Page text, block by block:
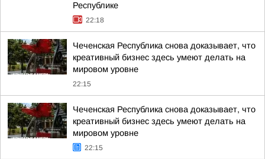
Республике
22:18
Чеченская Республика снова доказывает, что
креативный бизнес здесь умеют делать на
мировом уровне
22:15
Чеченская Республика снова доказывает, что
креативный бизнес здесь умеют делать на
мировом уровне
22:15